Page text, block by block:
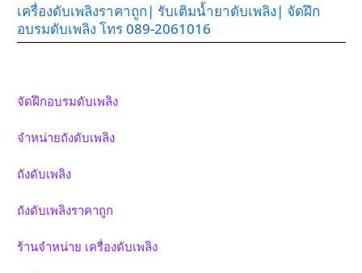
เครื่องดับเพลิงราคาถูก| รับเติมน้ำยาดับเพลิง| จัดฝึก
อบรมดับเพลิง โทร 089-2061016
จัดฝึกอบรมดับเพลิง
จำหน่ายถังดับเพลิง
ถังดับเพลิง
ถังดับเพลิงราคาถูก
ร้านจำหน่าย เครื่องดับเพลิง